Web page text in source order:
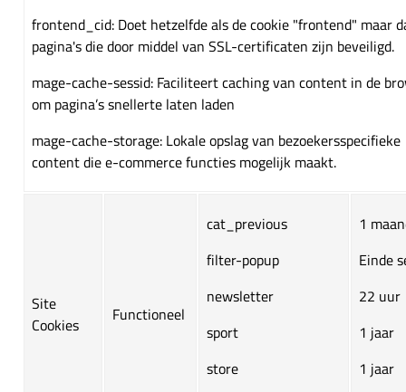
frontend_cid: Doet hetzelfde als de cookie "frontend" maar
pagina's die door middel van SSL-certificaten zijn beveiligd.
mage-cache-sessid: Faciliteert caching van content in de
om pagina’s snellerte laten laden
mage-cache-storage: Lokale opslag van bezoekersspecifieke
content die e-commerce functies mogelijk maakt.
Site
Cookies
Functioneel
cat_previous
filter-popup
newsletter
sport
store
1
Einde
22 uur
1 jaar
1 jaar